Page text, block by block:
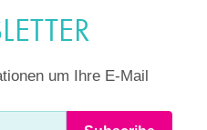
um Ihre E-Mail